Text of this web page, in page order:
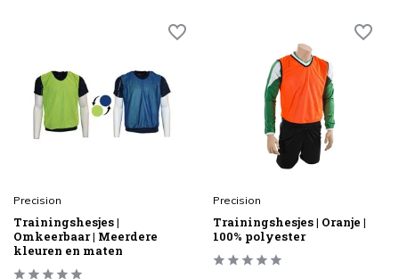
Precision
Trainingshesjes |
Omkeerbaar | Meerdere
kleuren en maten
Precision
Trainingshesjes | Oranje |
100% polyester